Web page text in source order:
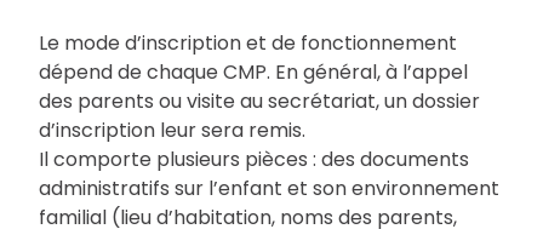
Le mode d’inscription et de fonctionnement
dépend de chaque CMP. En général, à l’appel
des parents ou visite au secrétariat, un dossier
d’inscription leur sera remis.
Il comporte plusieurs pièces : des documents
administratifs sur l’enfant et son environnement
familial (lieu d’habitation, noms des parents,